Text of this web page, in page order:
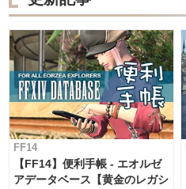
FF14
【FF14】便利手帳 - エオルゼ
アデータベース【黄金のレガシ